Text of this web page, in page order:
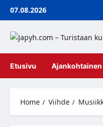
Skip07.08.2026
Etusivu Ajankohtainen
Home Viihde